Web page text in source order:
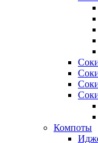
Компоты